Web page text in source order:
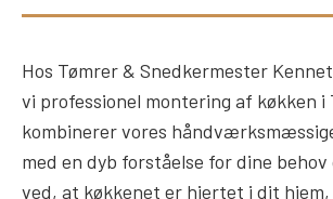
Hos Tømrer & Snedkermester
vi professionel montering af køkken i
kombinerer vores
med en dyb forståelse for dine behov
ved, at køkkenet er hjertet i dit